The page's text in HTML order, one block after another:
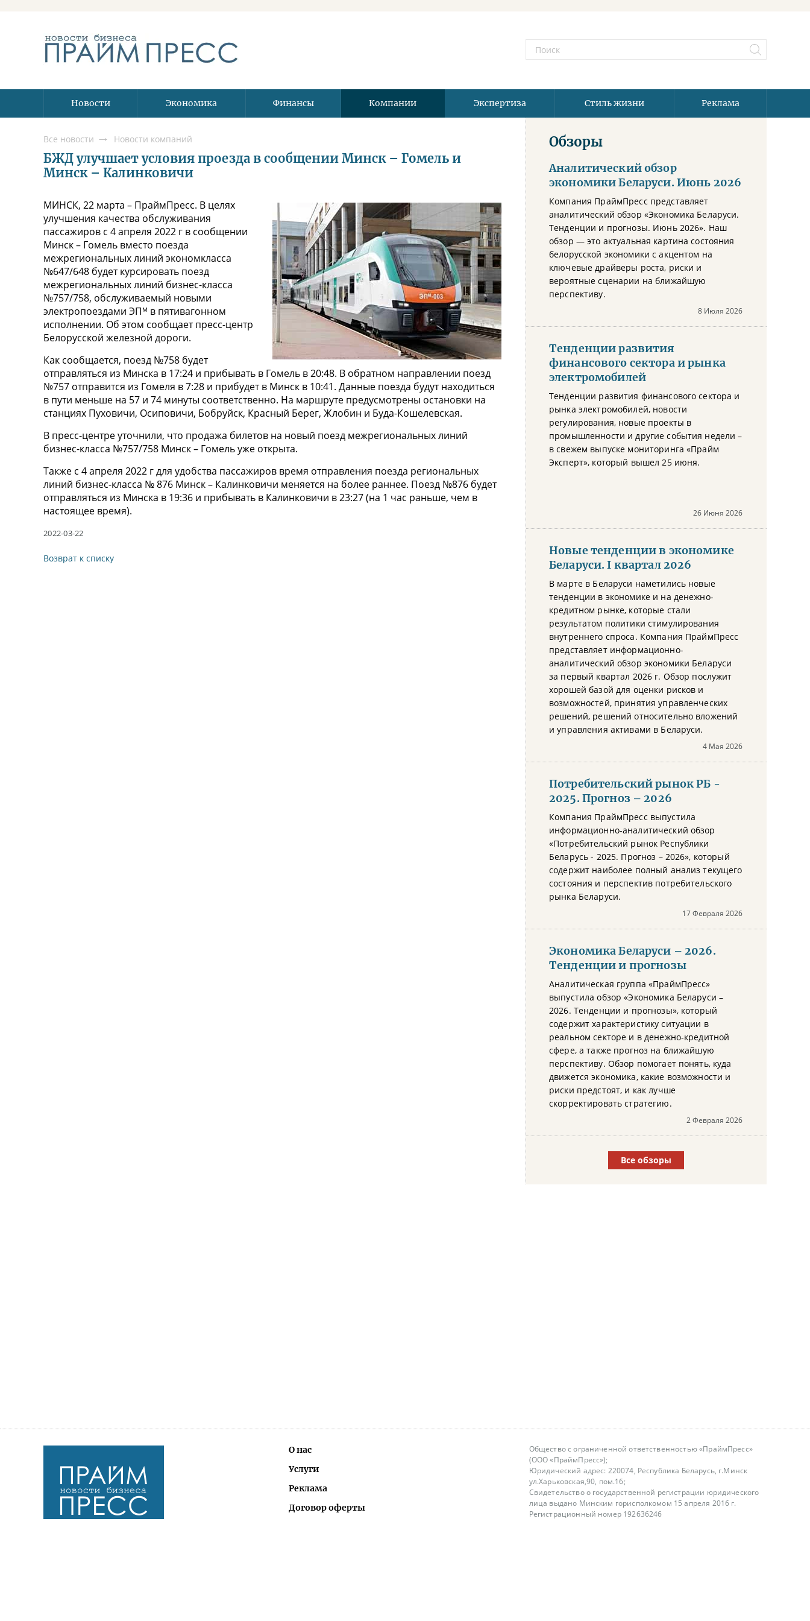
Новости Экономика Финансы Компании Экспертиза Стиль жизни Реклама
Все новости Новости компаний
БЖД улучшает условия проезда в сообщении Минск – Гомель и
Минск – Калинковичи
МИНСК, 22 марта – ПраймПресс. В целях
улучшения качества обслуживания
пассажиров с 4 апреля 2022 г в сообщении
Минск – Гомель вместо поезда
межрегиональных линий экономкласса
№647/648 будет курсировать поезд
межрегиональных линий бизнес-класса
№757/758, обслуживаемый новыми
электропоездами ЭПМ в пятивагонном
исполнении. Об этом сообщает пресс-центр
Белорусской железной дороги.
Как сообщается, поезд №758 будет
отправляться из Минска в 17:24 и прибывать в Гомель в 20:48. В обратном направлении поезд
№757 отправится из Гомеля в 7:28 и прибудет в Минск в 10:41. Данные поезда будут находиться
в пути меньше на 57 и 74 минуты соответственно. На маршруте предусмотрены остановки на
станциях Пуховичи, Осиповичи, Бобруйск, Красный Берег, Жлобин и Буда-Кошелевская.
В пресс-центре уточнили, что продажа билетов на новый поезд межрегиональных линий
бизнес-класса №757/758 Минск – Гомель уже открыта.
Также с 4 апреля 2022 г для удобства пассажиров время отправления поезда региональных
линий бизнес-класса № 876 Минск – Калинковичи меняется на более раннее. Поезд №876 будет
отправляться из Минска в 19:36 и прибывать в Калинковичи в 23:27 (на 1 час раньше, чем в
настоящее время).
2022-03-22
Возврат к списку
Обзоры
Аналитический обзор
экономики Беларуси. Июнь 2026
Компания ПраймПресс представляет
аналитический обзор «Экономика Беларуси.
Тенденции и прогнозы. Июнь 2026». Наш
обзор — это актуальная картина состояния
белорусской экономики с акцентом на
ключевые драйверы роста, риски и
вероятные сценарии на ближайшую
перспективу.
8 Июля 2026
Тенденции развития
финансового сектора и рынка
электромобилей
Тенденции развития финансового сектора и
рынка электромобилей, новости
регулирования, новые проекты в
промышленности и другие события недели –
в свежем выпуске мониторинга «Прайм
Эксперт», который вышел 25 июня.
26 Июня 2026
Новые тенденции в экономике
Беларуси. I квартал 2026
В марте в Беларуси наметились новые
тенденции в экономике и на денежно-
кредитном рынке, которые стали
результатом политики стимулирования
внутреннего спроса. Компания ПраймПресс
представляет информационно-
аналитический обзор экономики Беларуси
за первый квартал 2026 г. Обзор послужит
хорошей базой для оценки рисков и
возможностей, принятия управленческих
решений, решений относительно вложений
и управления активами в Беларуси.
4 Мая 2026
Потребительский рынок РБ -
2025. Прогноз – 2026
Компания ПраймПресс выпустила
информационно-аналитический обзор
«Потребительский рынок Республики
Беларусь - 2025. Прогноз – 2026», который
содержит наиболее полный анализ текущего
состояния и перспектив потребительского
рынка Беларуси.
17 Февраля 2026
Экономика Беларуси – 2026.
Тенденции и прогнозы
Аналитическая группа «ПраймПресс»
выпустила обзор «Экономика Беларуси –
2026. Тенденции и прогнозы», который
содержит характеристику ситуации в
реальном секторе и в денежно-кредитной
сфере, а также прогноз на ближайшую
перспективу. Обзор помогает понять, куда
движется экономика, какие возможности и
риски предстоят, и как лучше
скорректировать стратегию.
2 Февраля 2026
Все обзоры
О нас
Услуги
Реклама
Договор оферты
Общество с ограниченной ответственностью «ПраймПресс»
(ООО «ПраймПресс»);
Юридический адрес: 220074, Республика Беларусь, г.Минск
ул.Харьковская,90, пом.16;
Свидетельство о государственной регистрации юридического
лица выдано Минским горисполкомом 15 апреля 2016 г.
Регистрационный номер 192636246